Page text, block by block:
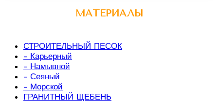
МАТЕРИАЛЫ
СТРОИТЕЛЬНЫЙ ПЕСОК
- Карьерный
- Намывной
- Сеяный
- Морской
ГРАНИТНЫЙ ЩЕБЕНЬ